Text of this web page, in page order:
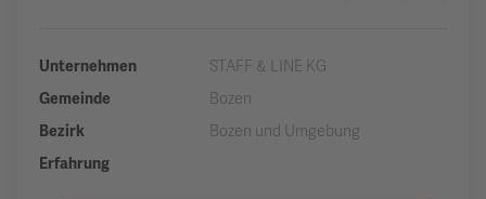
Unternehmen
STAFF & LINE KG
Gemeinde
Bozen
Bezirk
Bozen und Umgebung
Erfahrung